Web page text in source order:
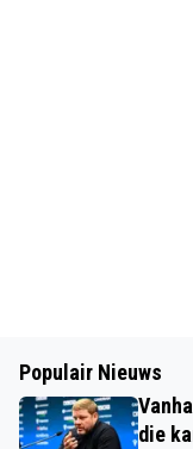
Populair Nieuws
die